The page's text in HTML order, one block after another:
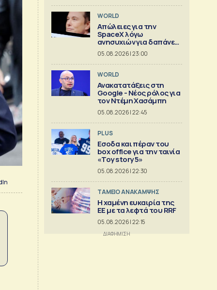
WORLD
Απώλειες για την
SpaceX λόγω
ανησυχιών για δαπάνες
ΑΙ
05.08.2026 | 23:00
WORLD
Ανακατατάξεις στη
Google - Νέος ρόλος για
τον Ντέμη Χασάμπη
05.08.2026 | 22:45
PLUS
Εσοδα και πέραν του
box office για την ταινία
«Toy story 5»
05.08.2026 | 22:30
ΤΑΜΕΙΟ ΑΝΑΚΑΜΨΗΣ
Η χαμένη ευκαιρία της
ΕΕ με τα λεφτά του RRF
05.08.2026 | 22:15